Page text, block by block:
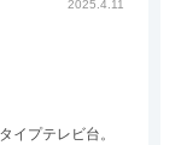
2025.4.11
イプテレビ台。